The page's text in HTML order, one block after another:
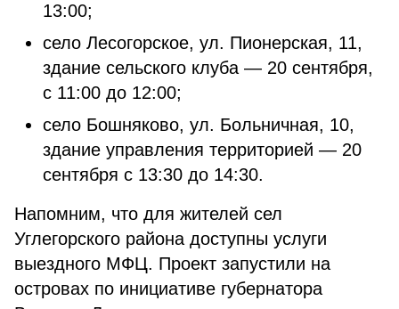
13:00;
село Лесогорское, ул. Пионерская, 11,
здание сельского клуба — 20 сентября,
с 11:00 до 12:00;
село Бошняково, ул. Больничная, 10,
здание управления территорией — 20
сентября с 13:30 до 14:30.
Напомним, что для жителей сел
Углегорского района доступны услуги
выездного МФЦ. Проект запустили на
островах по инициативе губернатора